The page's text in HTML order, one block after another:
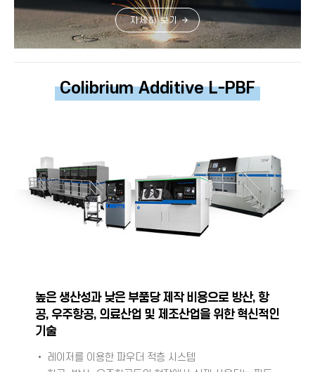
자세히 보기
Colibrium Additive L-PBF
높은 생산성과 낮은 부품당 제작 비용으로 방산, 항
공, 우주항공, 의료산업 및 제조산업을 위한 혁신적인
기술
• 레이저를 이용한 파우더 적층 시스템